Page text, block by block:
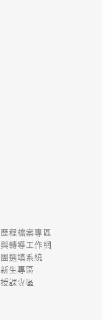
程檔案專區
轉導工作網
選填系統
新生專區
課專區